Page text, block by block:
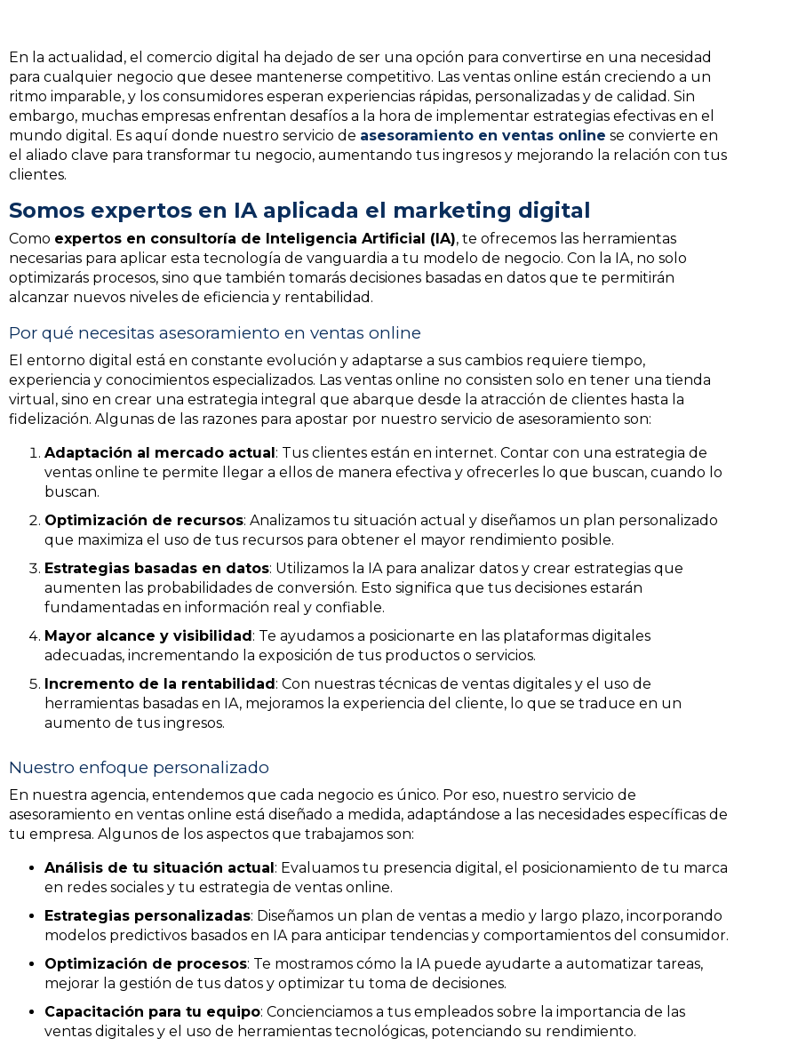
En la actualidad, el comercio digital ha dejado de ser una opción para convertirse en una necesidad
para cualquier negocio que desee mantenerse competitivo. Las ventas online están creciendo a un
ritmo imparable, y los consumidores esperan experiencias rápidas, personalizadas y de calidad. Sin
embargo, muchas empresas enfrentan desafíos a la hora de implementar estrategias efectivas en el
mundo digital. Es aquí donde nuestro servicio de asesoramiento en ventas online se convierte en
el aliado clave para transformar tu negocio, aumentando tus ingresos y mejorando la relación con tus
clientes.
Somos expertos en IA aplicada el marketing digital
Como expertos en consultoría de Inteligencia Artificial (IA), te ofrecemos las herramientas
necesarias para aplicar esta tecnología de vanguardia a tu modelo de negocio. Con la IA, no solo
optimizarás procesos, sino que también tomarás decisiones basadas en datos que te permitirán
alcanzar nuevos niveles de eficiencia y rentabilidad.
Por qué necesitas asesoramiento en ventas online
El entorno digital está en constante evolución y adaptarse a sus cambios requiere tiempo,
experiencia y conocimientos especializados. Las ventas online no consisten solo en tener una tienda
virtual, sino en crear una estrategia integral que abarque desde la atracción de clientes hasta la
fidelización. Algunas de las razones para apostar por nuestro servicio de asesoramiento son:
Adaptación al mercado actual: Tus clientes están en internet. Contar con una estrategia de
ventas online te permite llegar a ellos de manera efectiva y ofrecerles lo que buscan, cuando lo
buscan.
Optimización de recursos: Analizamos tu situación actual y diseñamos un plan personalizado
que maximiza el uso de tus recursos para obtener el mayor rendimiento posible.
Estrategias basadas en datos: Utilizamos la IA para analizar datos y crear estrategias que
aumenten las probabilidades de conversión. Esto significa que tus decisiones estarán
fundamentadas en información real y confiable.
Mayor alcance y visibilidad: Te ayudamos a posicionarte en las plataformas digitales
adecuadas, incrementando la exposición de tus productos o servicios.
Incremento de la rentabilidad: Con nuestras técnicas de ventas digitales y el uso de
herramientas basadas en IA, mejoramos la experiencia del cliente, lo que se traduce en un
aumento de tus ingresos.
Nuestro enfoque personalizado
En nuestra agencia, entendemos que cada negocio es único. Por eso, nuestro servicio de
asesoramiento en ventas online está diseñado a medida, adaptándose a las necesidades específicas de
tu empresa. Algunos de los aspectos que trabajamos son:
Análisis de tu situación actual: Evaluamos tu presencia digital, el posicionamiento de tu marca
en redes sociales y tu estrategia de ventas online.
Estrategias personalizadas: Diseñamos un plan de ventas a medio y largo plazo, incorporando
modelos predictivos basados en IA para anticipar tendencias y comportamientos del consumidor.
Optimización de procesos: Te mostramos cómo la IA puede ayudarte a automatizar tareas,
mejorar la gestión de tus datos y optimizar tu toma de decisiones.
Capacitación para tu equipo: Concienciamos a tus empleados sobre la importancia de las
ventas digitales y el uso de herramientas tecnológicas, potenciando su rendimiento.